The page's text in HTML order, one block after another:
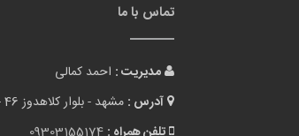
تماس با ما
مدیریت : احمد کمالی
آدرس : مشهد - بلوار کلاهدوز 46 - قاضی طباطبایی 14 - پلاک 1